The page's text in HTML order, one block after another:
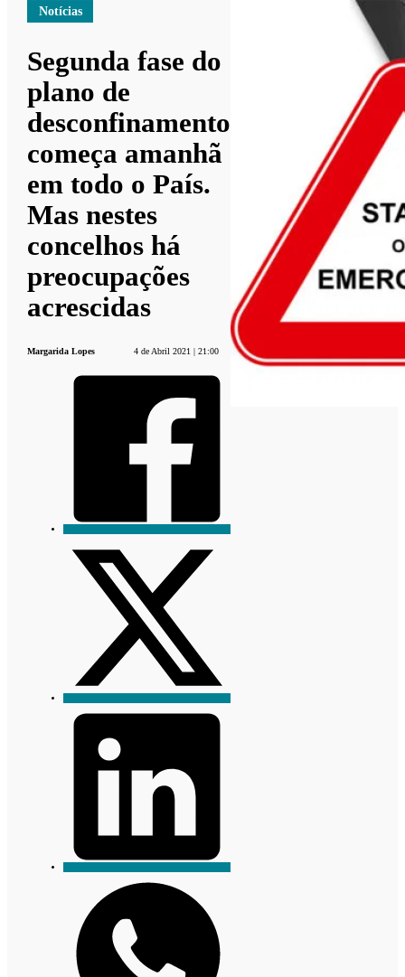
Notícias
Segunda fase do
plano de
desconfinamento
começa amanhã
em todo o País.
Mas nestes
concelhos há
preocupações
acrescidas
Margarida Lopes 4 de Abril 2021 | 21:00